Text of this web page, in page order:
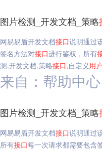
图片检测_开发文档_策略
网易易盾开发文档接口说明通过
签名方法对接口进行鉴权，所有
测,开发文档,策略接口,自定义用户
来自：帮助中心
图片检测_开发文档_策略
网易易盾开发文档接口说明通过
所有接口每一次请求都需要包含